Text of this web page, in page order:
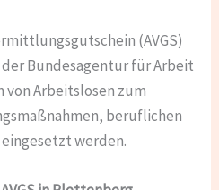
(AVGS)
Bundesagentur für Arbeit
von Arbeitslosen zum
beruflichen
eingesetzt werden.